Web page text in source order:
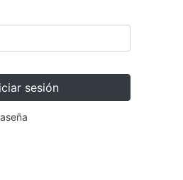
sesión